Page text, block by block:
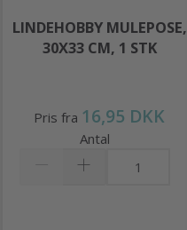
LINDEHOBBY MULEPOSE,
30X33 CM, 1 STK
Pris fra 16,95 DKK
Antal